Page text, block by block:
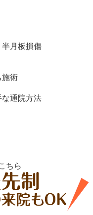
月板損傷
施術
通院方法